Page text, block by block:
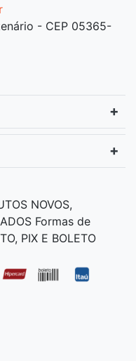
- CEP 05365-
NOVOS,
Formas de
PIX E BOLETO